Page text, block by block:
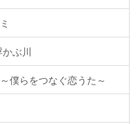
ぶ川
僕らをつなぐ恋うた～